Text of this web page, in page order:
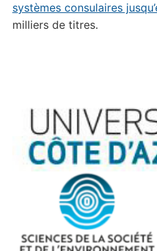
systèmes consulaires
milliers de titres.